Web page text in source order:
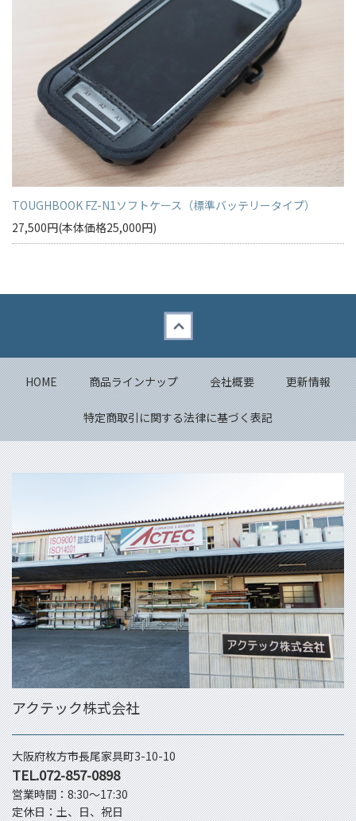
TOUGHBOOK FZ-N1ソフトケース（標準バッテリータイプ）
27,500円(本体価格25,000円)
HOME 商品ラインナップ 会社概要 更新情報
特定商取引に関する法律に基づく表記
アクテック株式会社
大阪府枚方市長尾家具町3-10-10
TEL.072-857-0898
営業時間：8:30～17:30
定休日：土、日、祝日
Back to top